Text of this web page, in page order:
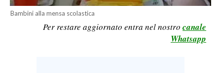
LAVORO
Bambini alla mensa scolastica
Per restare aggiornato entra nel nostro canale
Whatsapp